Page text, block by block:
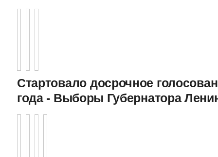
Стартовало досрочное
года - Выборы Губернатора